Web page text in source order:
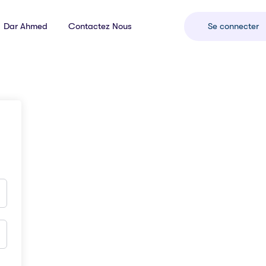
Dar Ahmed Contactez Nous Se connecter